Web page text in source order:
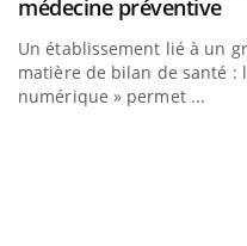
Coup de food sur le
culinaire qui bouscule les
une ...